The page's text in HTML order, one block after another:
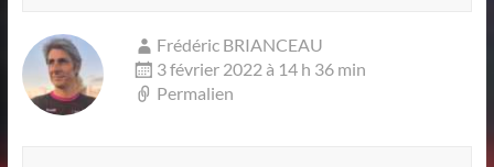
Frédéric BRIANCEAU
3 février 2022 à 14 h 36 min
Permalien